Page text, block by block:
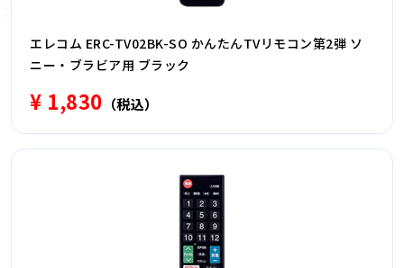
エレコム ERC-TV02BK-SO かんたんTVリモコン第2弾 ソ
ニー・ブラビア用 ブラック
¥ 1,830 （税込）